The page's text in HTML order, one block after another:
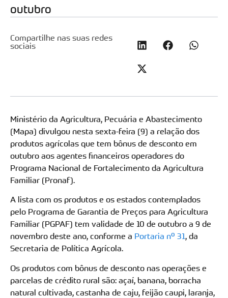
outubro
Compartilhe nas suas redes
sociais
Ministério da Agricultura, Pecuária e Abastecimento
(Mapa) divulgou nesta sexta-feira (9) a relação dos
produtos agrícolas que tem bônus de desconto em
outubro aos agentes financeiros operadores do
Programa Nacional de Fortalecimento da Agricultura
Familiar (Pronaf).
A lista com os produtos e os estados contemplados
pelo Programa de Garantia de Preços para Agricultura
Familiar (PGPAF) tem validade de 10 de outubro a 9 de
novembro deste ano, conforme a Portaria nº 31, da
Secretaria de Política Agrícola.
Os produtos com bônus de desconto nas operações e
parcelas de crédito rural são: açaí, banana, borracha
natural cultivada, castanha de caju, feijão caupi, laranja,